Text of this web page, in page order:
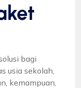
bagi
usia sekolah,
kemampuan,